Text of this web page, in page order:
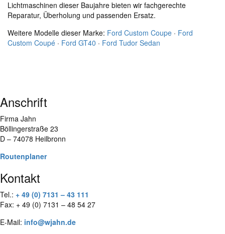
Lichtmaschinen dieser Baujahre bieten wir fachgerechte
Reparatur, Überholung und passenden Ersatz.
Weitere Modelle dieser Marke: Ford Custom Coupe · Ford
Custom Coupé · Ford GT40 · Ford Tudor Sedan
Anschrift
Firma Jahn
Böllingerstraße 23
D – 74078 Heilbronn
Routenplaner
Kontakt
Tel.: + 49 (0) 7131 – 43 111
Fax: + 49 (0) 7131 – 48 54 27
E-Mail: info@wjahn.de